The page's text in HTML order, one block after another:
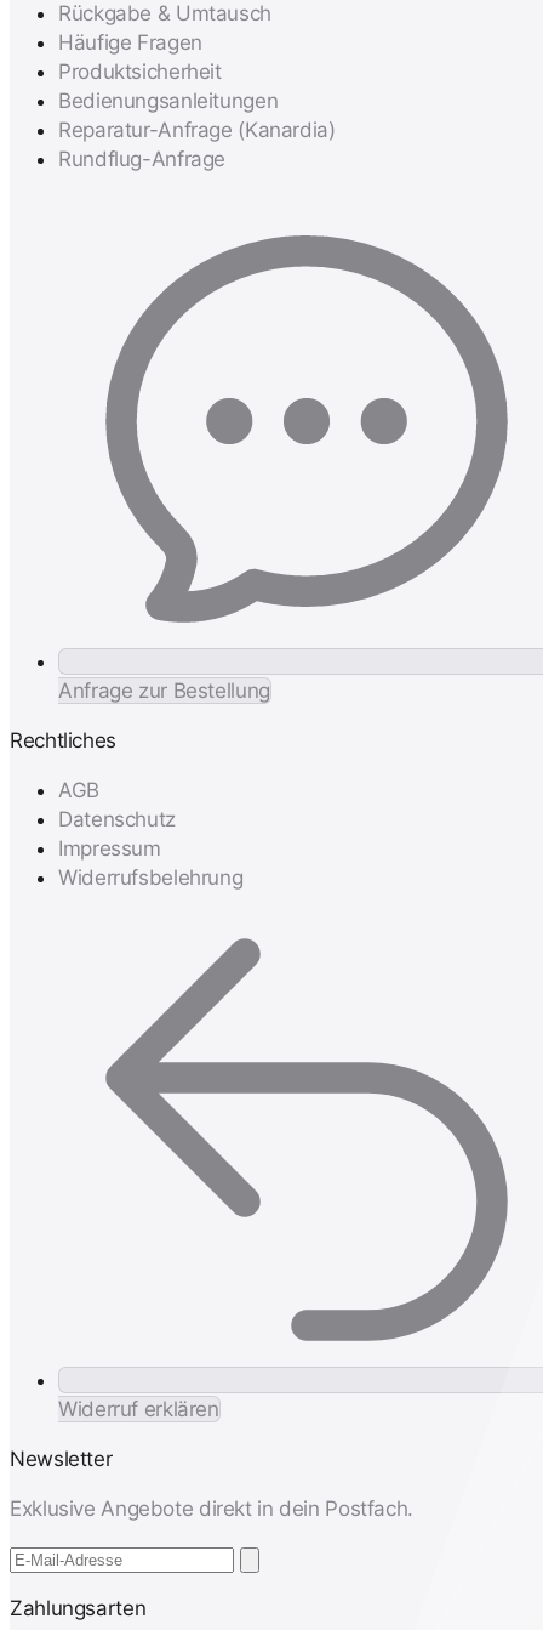
Rückgabe & Umtausch
Häufige Fragen
Produktsicherheit
Bedienungsanleitungen
Reparatur-Anfrage (Kanardia)
Rundflug-Anfrage
Anfrage zur Bestellung
Rechtliches
AGB
Datenschutz
Impressum
Widerrufsbelehrung
Widerruf erklären
Newsletter
Exklusive Angebote direkt in dein Postfach.
Zahlungsarten